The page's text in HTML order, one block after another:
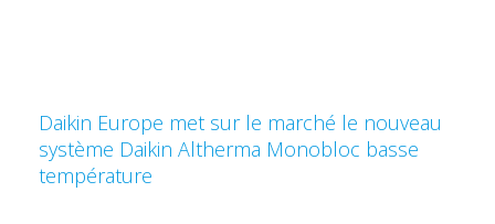
Daikin Europe met sur le marché le nouveau
système Daikin Altherma Monobloc basse
température